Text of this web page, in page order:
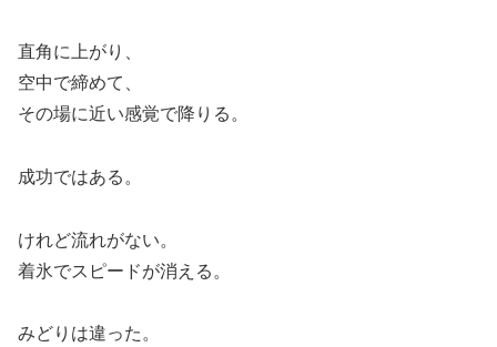
直角に上がり、
空中で締めて、
その場に近い感覚で降りる。
成功ではある。
けれど流れがない。
着氷でスピードが消える。
みどりは違った。